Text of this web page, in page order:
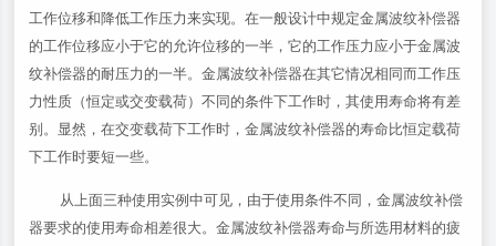
工作位移和降低工作压力来实现。在一般设计中规定金属波纹补偿器
的工作位移应小于它的允许位移的一半，它的工作压力应小于金属波
纹补偿器的耐压力的一半。金属波纹补偿器在其它情况相同而工作压
力性质（恒定或交变载荷）不同的条件下工作时，其使用寿命将有差
别。显然，在交变载荷下工作时，金属波纹补偿器的寿命比恒定载荷
下工作时要短一些。
从上面三种使用实例中可见，由于使用条件不同，金属波纹补偿
器要求的使用寿命相差很大。金属波纹补偿器寿命与所选用材料的疲